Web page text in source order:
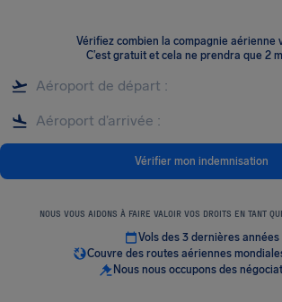
Vérifiez combien la compagnie aérienne
C’est gratuit et cela ne prendra que 2
Vérifier mon indemnisation
NOUS VOUS AIDONS À FAIRE VALOIR VOS DROITS EN TANT
Vols des 3 dernières années
Couvre des routes aériennes
Nous nous occupons des